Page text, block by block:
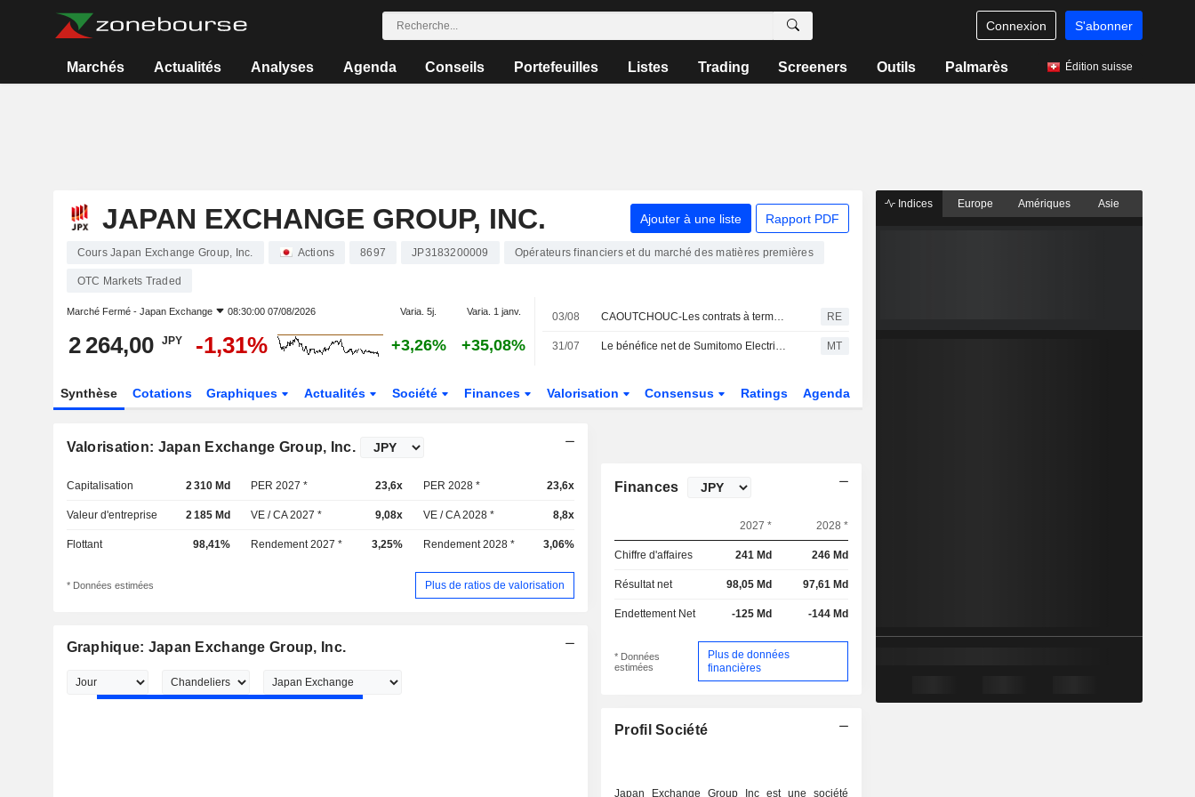
Connexion S'abonner
Marchés Actualités Analyses Agenda Conseils Portefeuilles Listes Trading Screeners Outils Palmarès Édition suisse
JAPAN EXCHANGE GROUP, INC. Ajouter à une liste Rapport PDF
Cours Japan Exchange Group, Inc. Actions 8697 JP3183200009 Opérateurs financiers et du marché des matières premières
OTC Markets Traded
Marché Fermé - Japan Exchange 08:30:00 07/08/2026 Varia. 5j. Varia. 1 janv.
2 264,00 JPY -1,31% +3,26% +35,08%
03/08 CAOUTCHOUC-Les contrats à terme au Japon reculent face à la flambée du yen et à la chute des cours du pétrole RE
31/07 Le bénéfice net de Sumitomo Electric bondit de 89 % au premier trimestre fiscal MT
Synthèse Cotations Graphiques Actualités Société Finances Valorisation Consensus Ratings Agenda
Valorisation: Japan Exchange Group, Inc.
Capitalisation 2 310 Md PER 2027 * 23,6x PER 2028 * 23,6x
Valeur d'entreprise 2 185 Md VE / CA 2027 * 9,08x VE / CA 2028 * 8,8x
Flottant 98,41% Rendement 2027 * 3,25% Rendement 2028 * 3,06%
* Données estimées Plus de ratios de valorisation
Graphique: Japan Exchange Group, Inc.
Finances
2027 * 2028 *
Chiffre d'affaires 241 Md 246 Md
Résultat net 98,05 Md 97,61 Md
Endettement Net -125 Md -144 Md
* Données
estimées
Plus de données
financières
Profil Société
Japan Exchange Group Inc est une société
Indices Europe Amériques Asie